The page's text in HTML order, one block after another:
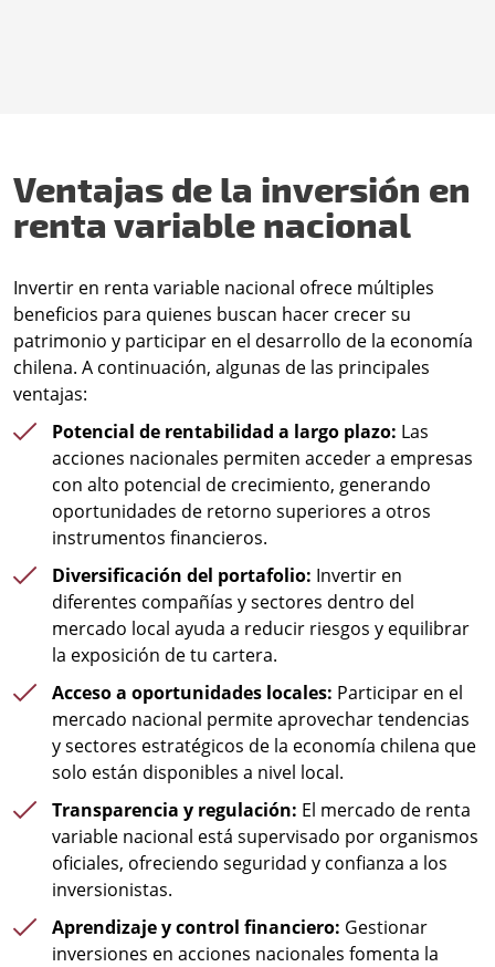
Ventajas de la inversión en
renta variable nacional
Invertir en renta variable nacional ofrece múltiples
beneficios para quienes buscan hacer crecer su
patrimonio y participar en el desarrollo de la economía
chilena. A continuación, algunas de las principales
ventajas:
Potencial de rentabilidad a largo plazo: Las
acciones nacionales permiten acceder a empresas
con alto potencial de crecimiento, generando
oportunidades de retorno superiores a otros
instrumentos financieros.
Diversificación del portafolio: Invertir en
diferentes compañías y sectores dentro del
mercado local ayuda a reducir riesgos y equilibrar
la exposición de tu cartera.
Acceso a oportunidades locales: Participar en el
mercado nacional permite aprovechar tendencias
y sectores estratégicos de la economía chilena que
solo están disponibles a nivel local.
Transparencia y regulación: El mercado de renta
variable nacional está supervisado por organismos
oficiales, ofreciendo seguridad y confianza a los
inversionistas.
Aprendizaje y control financiero: Gestionar
inversiones en acciones nacionales fomenta la